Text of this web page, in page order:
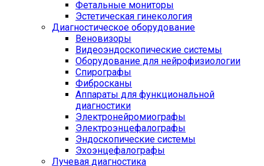
Фетальные мониторы
Эстетическая гинекология
Диагностическое оборудование
Веновизоры
Видеоэндоскопические системы
Оборудование для нейрофизиологии
Спирографы
Фибросканы
Аппараты для функциональной
диагностики
Электронейромиографы
Электроэнцефалографы
Эндоскопические системы
Эхоэнцефалографы
Лучевая диагностика